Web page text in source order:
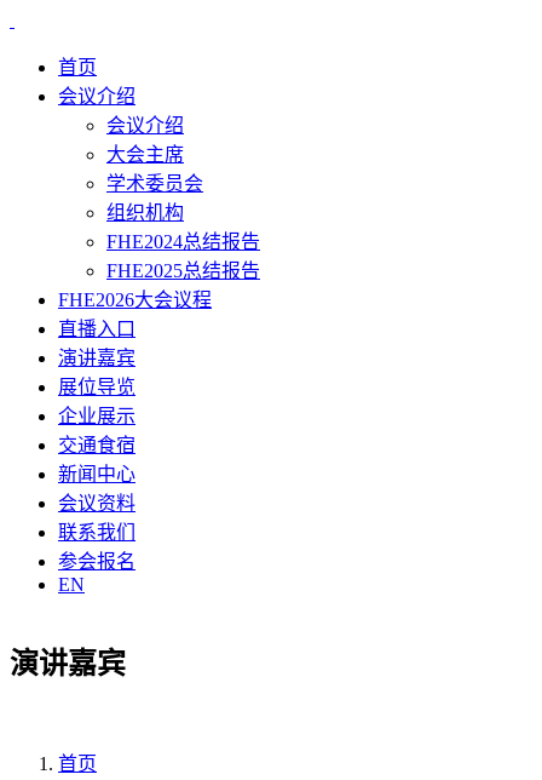
首页
会议介绍
会议介绍
大会主席
学术委员会
组织机构
FHE2024总结报告
FHE2025总结报告
FHE2026大会议程
直播入口
演讲嘉宾
展位导览
企业展示
交通食宿
新闻中心
会议资料
联系我们
参会报名
EN
演讲嘉宾
首页